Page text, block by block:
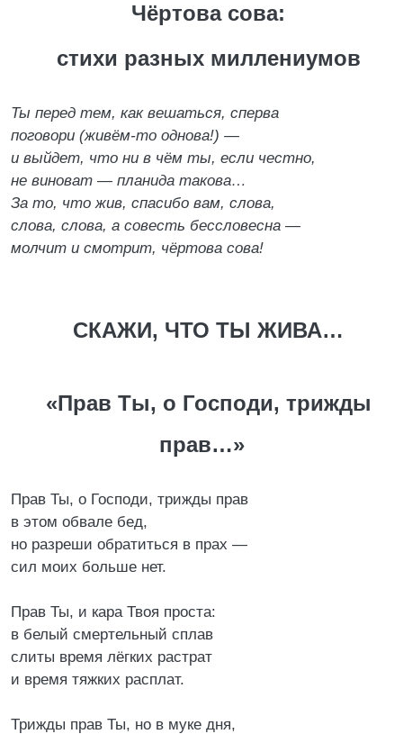
Чёртова сова:
стихи разных миллениумов
Ты перед тем, как вешаться, сперва
поговори (живём-то однова!) —
и выйдет, что ни в чём ты, если честно,
не виноват — планида такова…
За то, что жив, спасибо вам, слова,
слова, слова, а совесть бессловесна —
молчит и смотрит, чёртова сова!
СКАЖИ, ЧТО ТЫ ЖИВА…
«Прав Ты, о Господи, трижды
прав…»
Прав Ты, о Господи, трижды прав
в этом обвале бед,
но разреши обратиться в прах —
сил моих больше нет.
Прав Ты, и кара Твоя проста:
в белый смертельный сплав
слиты время лёгких растрат
и время тяжких расплат.
Трижды прав Ты, но в муке дня,